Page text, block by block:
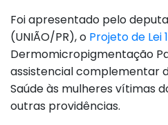
Foi apresentado pelo
(UNIÃO/PR), o Projeto de Lei
Dermomicropigmentação
assistencial complementar
Saúde às mulheres vítimas
outras providências.